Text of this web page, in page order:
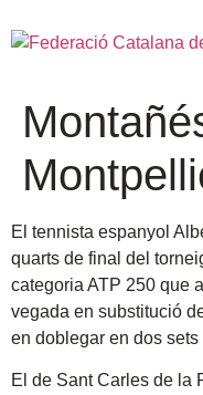
El tennista espanyol
quarts de final del
categoria ATP 250 que
vegada en substitució
en doblegar en dos
El de Sant Carles de la